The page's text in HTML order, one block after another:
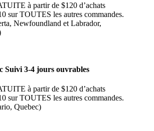
à partir de $120 d’achats
sur TOUTES les autres commandes.
Newfoundland et Labrador,
Suivi 3-4 jours ouvrables
à partir de $120 d’achats
sur TOUTES les autres commandes.
Quebec)